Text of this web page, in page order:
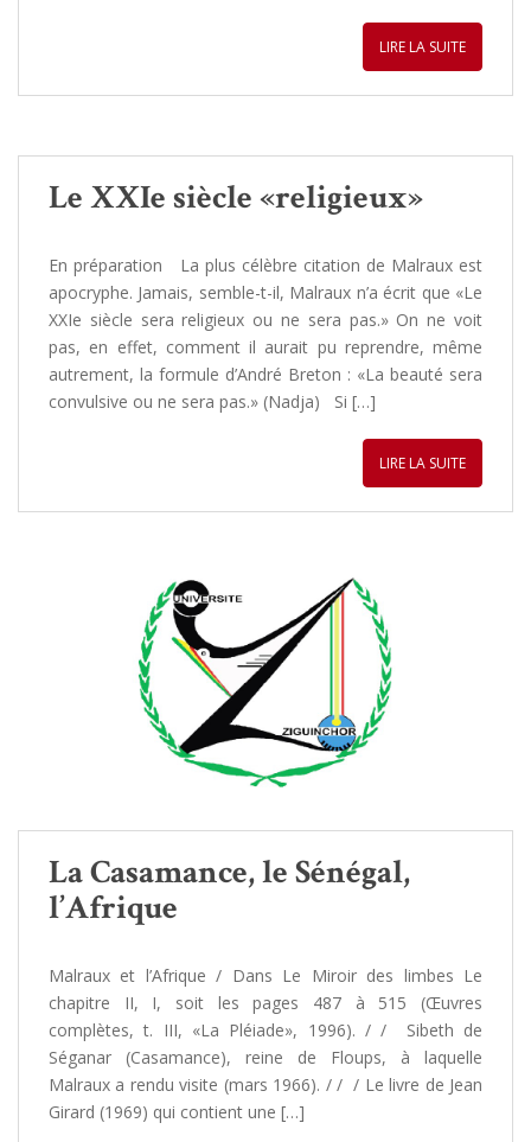
LIRE LA SUITE
Le XXIe siècle «religieux»
En préparation La plus célèbre citation de Malraux est
apocryphe. Jamais, semble-t-il, Malraux n’a écrit que «Le
XXIe siècle sera religieux ou ne sera pas.» On ne voit
pas, en effet, comment il aurait pu reprendre, même
autrement, la formule d’André Breton : «La beauté sera
convulsive ou ne sera pas.» (Nadja) Si […]
LIRE LA SUITE
La Casamance, le Sénégal,
l’Afrique
Malraux et l’Afrique / Dans Le Miroir des limbes Le
chapitre II, I, soit les pages 487 à 515 (Œuvres
complètes, t. III, «La Pléiade», 1996). / / Sibeth de
Séganar (Casamance), reine de Floups, à laquelle
Malraux a rendu visite (mars 1966). / / / Le livre de Jean
Girard (1969) qui contient une […]